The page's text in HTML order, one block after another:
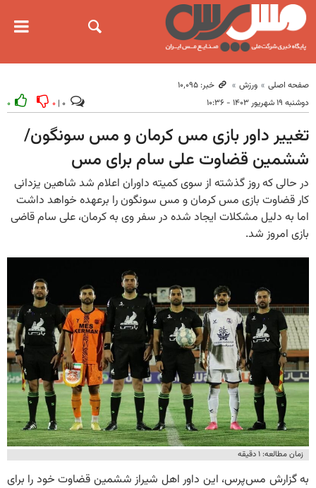
صفحه اصلی ورزش
خبر: ۱۰٬۰۹۵
دوشنبه ۱۹ شهریور ۱۴۰۳ - ۱۰:۳۶
۰ ۰
تغییر داور بازی مس کرمان و مس سونگون/
ششمین قضاوت علی سام برای مس
زمان مطالعه: ۱ دقیقه
در حالی که روز گذشته از سوی کمیته داوران اعلام شد شاهین یزدانی
کار قضاوت بازی مس کرمان و مس سونگون را برعهده خواهد داشت
اما به دلیل مشکلات ایجاد شده در سفر وی به کرمان، علی سام قاضی
بازی امروز شد.
به گزارش مس‌پرس، این داور اهل شیراز ششمین قضاوت خود را برای